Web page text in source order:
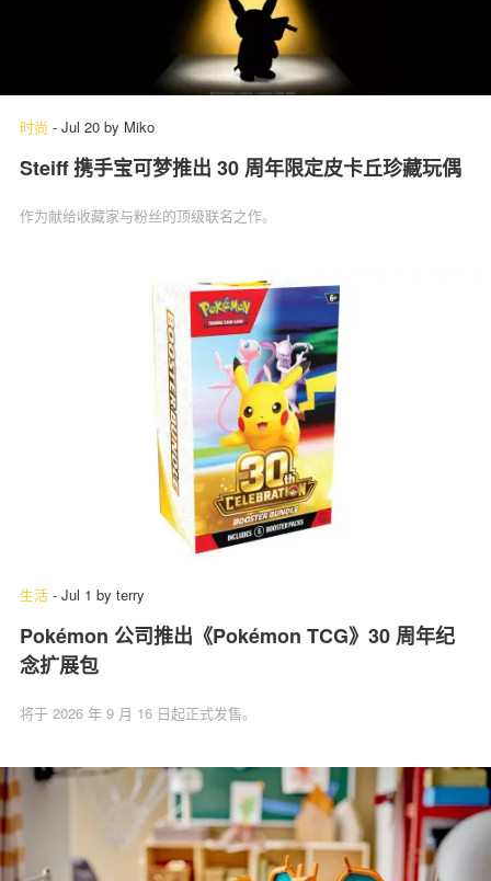
时尚 - Jul 20 by Miko
Steiff 携手宝可梦推出 30 周年限定皮卡丘珍藏玩偶
作为献给收藏家与粉丝的顶级联名之作。
生活 - Jul 1 by terry
Pokémon 公司推出《Pokémon TCG》30 周年纪
念扩展包
将于 2026 年 9 月 16 日起正式发售。